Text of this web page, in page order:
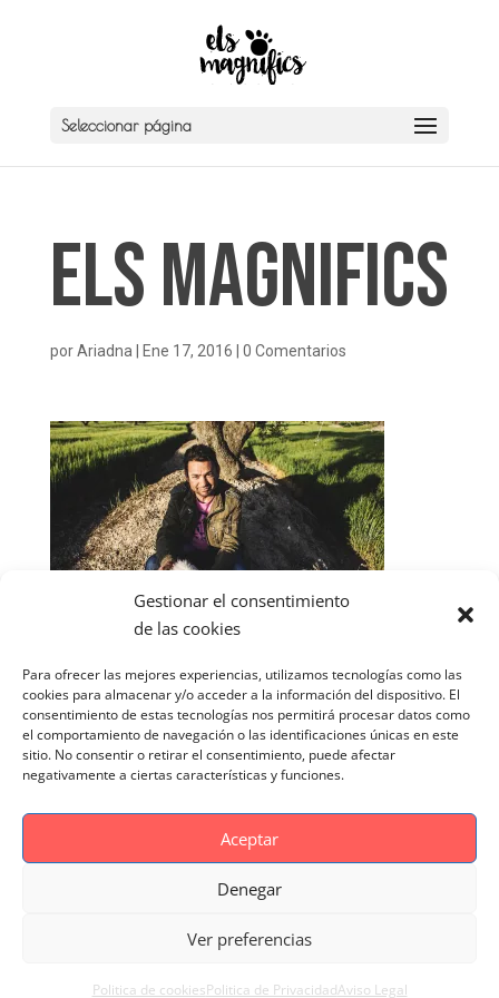
Gestionar el consentimiento
de las cookies
Para ofrecer las mejores experiencias, utilizamos tecnologías como las
cookies para almacenar y/o acceder a la información del dispositivo. El
consentimiento de estas tecnologías nos permitirá procesar datos como
el comportamiento de navegación o las identificaciones únicas en este
sitio. No consentir o retirar el consentimiento, puede afectar
negativamente a ciertas características y funciones.
Aceptar
Denegar
Ver preferencias
Politica de cookiesPolitica de PrivacidadAviso Legal
Seleccionar página
Els Magnifics
porAriadna Ene 17, 2016 0 Comentarios
Politica de Privacidad
Reportaje Magnific